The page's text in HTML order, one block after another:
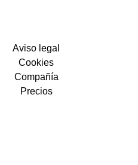
Aviso legal
Cookies
Compañía
Precios